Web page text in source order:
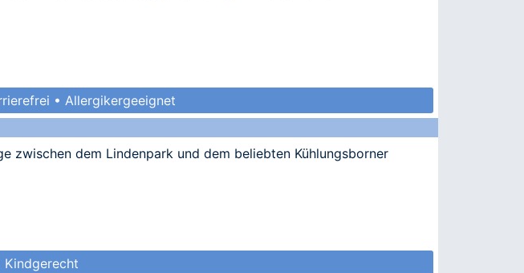
• Allergikergeeignet
zwischen dem Lindenpark und dem beliebten Kühlungsborner
Kindgerecht